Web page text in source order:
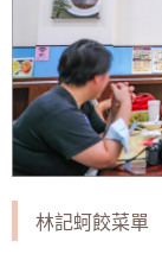
林記蚵餃菜單